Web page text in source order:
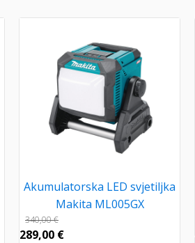
Akumulatorska LED svjetiljka
Makita ML005GX
340,00€
289,00 €